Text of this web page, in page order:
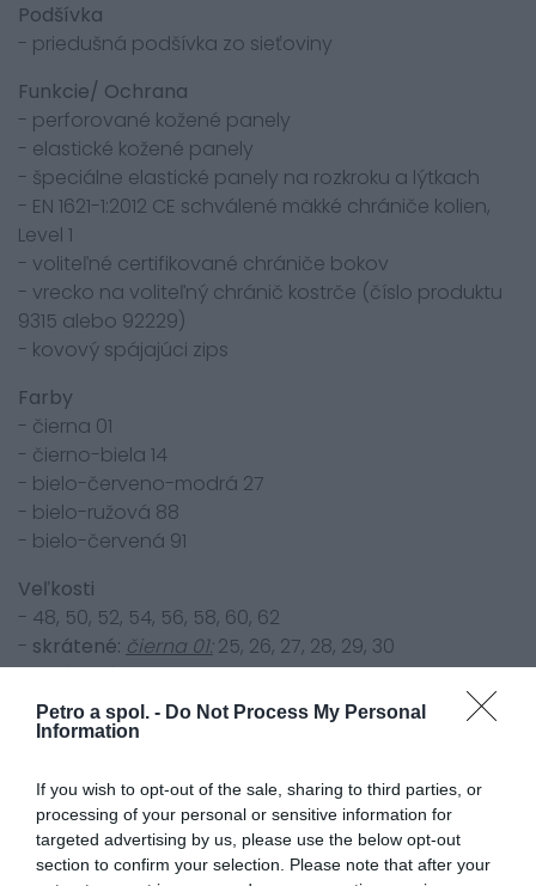
Petro a spol. - Do Not Process My Personal
Information
If you wish to opt-out of the sale, sharing to third parties, or
processing of your personal or sensitive information for
targeted advertising by us, please use the below opt-out
section to confirm your selection. Please note that after your
Podšívka
- priedušná podšívka zo sieťoviny
Funkcie/ Ochrana
- perforované kožené panely
- elastické kožené panely
- špeciálne elastické panely na rozkroku a lýtkach
- EN 1621-1:2012 CE schválené mäkké chrániče kolien,
Level 1
- voliteľné certifikované chrániče bokov
- vrecko na voliteľný chránič kostrče (číslo produktu
9315 alebo 92229)
- kovový spájajúci zips
Farby
- čierna 01
- čierno-biela 14
- bielo-červeno-modrá 27
- bielo-ružová 88
- bielo-červená 91
Veľkosti
- 48, 50, 52, 54, 56, 58, 60, 62
- skrátené: čierna 01:25, 26, 27, 28, 29, 30
-skrátené:čierno-biela 14:25, 26, 27, 28, 29, 30
predĺžené:čierna 01:98, 102, 106, 110
predĺžené:čierno-biela 14:
325
dámske:čierno-biela 14:?36, 38, 40, 42, 44, 46D
dámske:bielo-ružová 88: ?36, 38, 40, 42, 44, 46D
dámske: bielo-červená 91:?36, 38, 40, 42, 44, 46D